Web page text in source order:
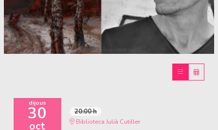
dijous
30
oct
20:00 h
Biblioteca Julià Cutiller